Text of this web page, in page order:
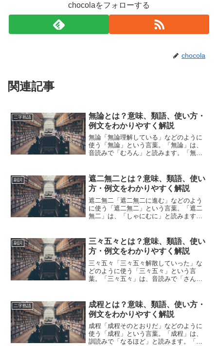
chocolaをフォローする
chocola
関連記事
二字熟語
無論とは？意味、類語、使い方・
例文をわかりやすく解説
無論「無論理解している」などのように
使う「無論」という言葉。「無論」は、
音読みで「むろん」と読みます。「無
い方や類語について、小説などの用例を
紹介しながら、わかりやすく...
副詞
遮二無二とは？意味、類語、使い
方・例文をわかりやすく解説
遮二無二「遮二無二に進む」などのよう
に使う「遮二無二」という言葉。「遮二
無二」は、「しゃにむに」と読みます。
二」の意味や使い方や類語について、小
説などの用例を紹介しながら...
副詞
三々五々とは？意味、類語、使い
方・例文をわかりやすく解説
三々五々「三々五々解散していった」な
どのように使う「三々五々」という言
葉。「三々五々」は、音読みで「さんさ
この記事では「三々五々」の意味や使い
方や類語について、小説などの...
二字熟語
成程とは？意味、類語、使い方・
例文をわかりやすく解説
成程「成程そのとおりだ」などのように
使う「成程」という言葉。「成程」は、
訓読みで「なるほど」と読みます。「成